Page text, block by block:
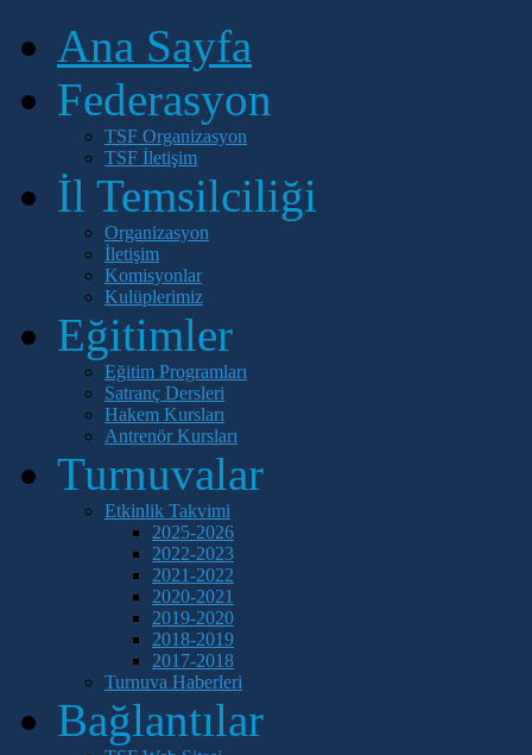
Ana Sayfa
Federasyon
TSF Organizasyon
TSF İletişim
İl Temsilciliği
Organizasyon
İletişim
Komisyonlar
Kulüplerimiz
Eğitimler
Eğitim Programları
Satranç Dersleri
Hakem Kursları
Antrenör Kursları
Turnuvalar
Etkinlik Takvimi
2025-2026
2022-2023
2021-2022
2020-2021
2019-2020
2018-2019
2017-2018
Turnuva Haberleri
Bağlantılar